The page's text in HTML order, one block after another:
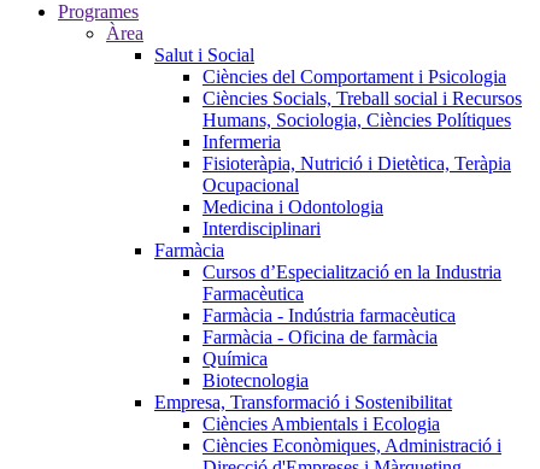
Programes
Àrea
Salut i Social
Ciències del Comportament i Psicologia
Ciències Socials, Treball social i Recursos
Humans, Sociologia, Ciències Polítiques
Infermeria
Fisioteràpia, Nutrició i Dietètica, Teràpia
Ocupacional
Medicina i Odontologia
Interdisciplinari
Farmàcia
Cursos d’Especialització en la Industria
Farmacèutica
Farmàcia - Indústria farmacèutica
Farmàcia - Oficina de farmàcia
Química
Biotecnologia
Empresa, Transformació i Sostenibilitat
Ciències Ambientals i Ecologia
Ciències Econòmiques, Administració i